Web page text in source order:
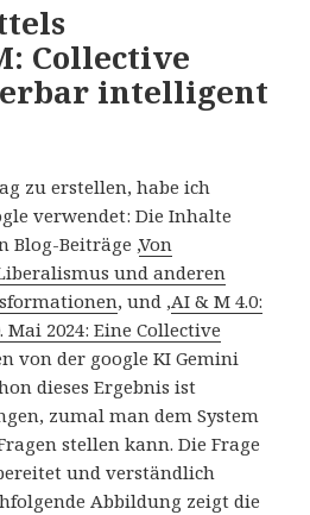
Collective
intelligent
zu erstellen, habe ich
verwendet: Die Inhalte
Blog-Beiträge ‚Von
und anderen
‚ und ‚AI & M 4.0:
2024: Eine Collective
von der google KI Gemini
dieses Ergebnis ist
zumal man dem System
stellen kann. Die Frage
und verständlich
Abbildung zeigt die